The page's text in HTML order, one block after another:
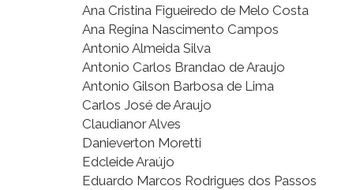
Ana Cristina Figueiredo de Melo Costa
Ana Regina Nascimento Campos
Antonio Almeida Silva
Antonio Carlos Brandao de Araujo
Antonio Gilson Barbosa de Lima
Carlos José de Araujo
Claudianor Alves
Danieverton Moretti
Edcleide Araújo
Eduardo Marcos Rodrigues dos Passos